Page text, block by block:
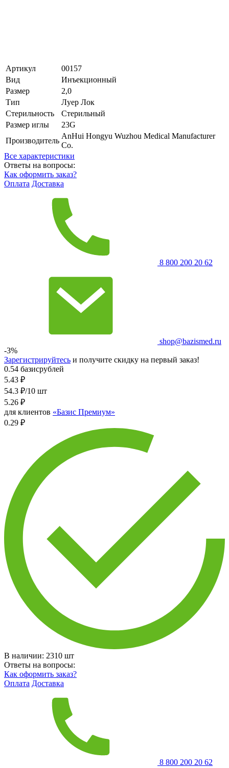
Артикул
00157
Вид
Инъекционный
Размер
2,0
Тип
Луер Лок
Стерильность
Стерильный
Размер иглы
23G
Производитель
AnHui Hongyu Wuzhou Medical Manufacturer
Co.
Все характеристики
Ответы на вопросы:
Как оформить заказ?
Оплата Доставка
8 800 200 20 62
shop@bazismed.ru
-3%
Зарегистрируйтесь и получите скидку на первый заказ!
0.54 базисрублей
5.43 ₽
54.3 ₽/10 шт
5.26 ₽
для клиентов «Базис Премиум»
0.29 ₽
В наличии: 2310 шт
Ответы на вопросы:
Как оформить заказ?
Оплата Доставка
8 800 200 20 62